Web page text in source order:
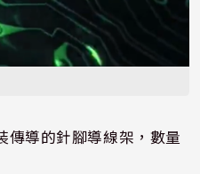
傳導的針腳導線架，數量